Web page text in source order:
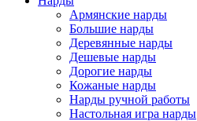
Армянские нарды
Большие нарды
Деревянные нарды
Дешевые нарды
Дорогие нарды
Кожаные нарды
Нарды ручной работы
Настольная игра нарды